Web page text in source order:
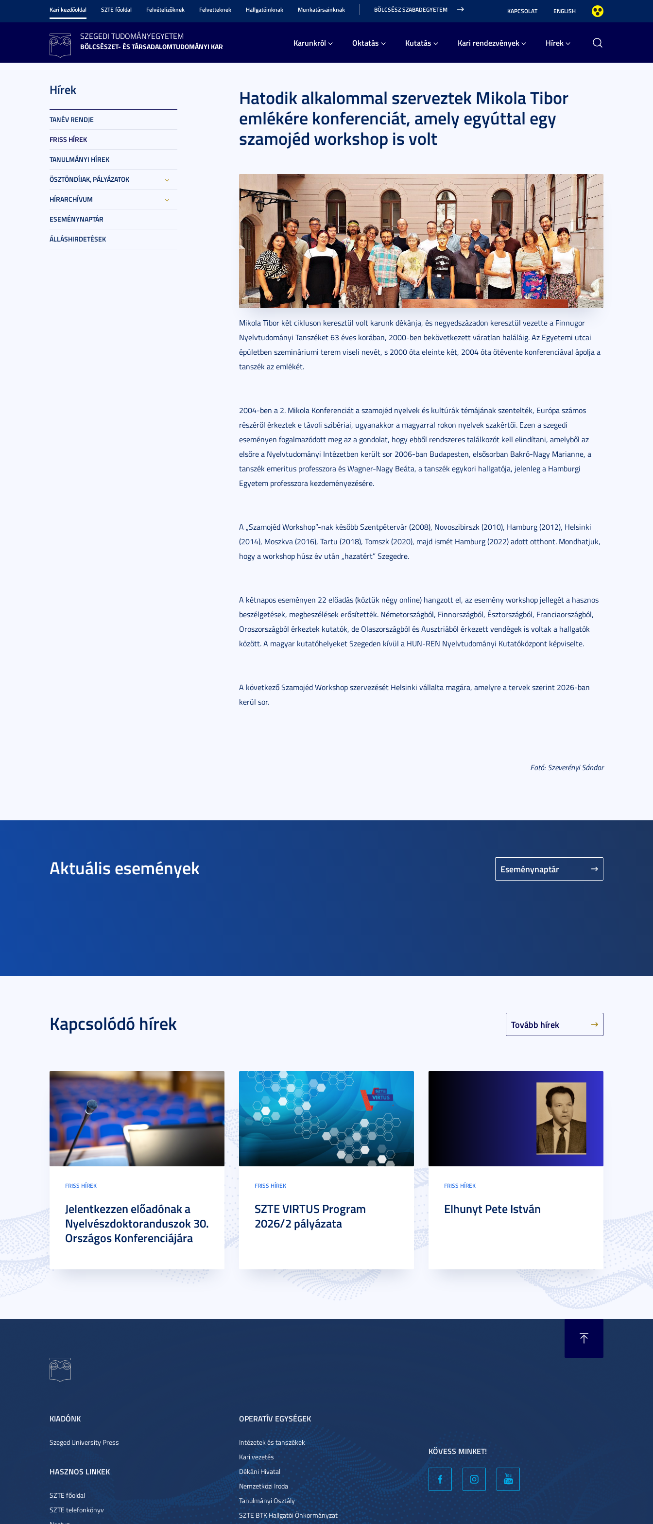
Kari kezdőoldal SZTE főoldal Felvételizőknek Felvetteknek Hallgatóinknak Munkatársainknak BÖLCSÉSZ SZABADEGYETEM KAPCSOLAT ENGLISH
SZEGEDI TUDOMÁNYEGYETEM
BÖLCSÉSZET- ÉS TÁRSADALOMTUDOMÁNYI KAR Karunkról Oktatás Kutatás Kari rendezvények Hírek
Hírek
TANÉV RENDJE
FRISS HÍREK
TANULMÁNYI HÍREK
ÖSZTÖNDÍJAK, PÁLYÁZATOK
HÍRARCHÍVUM
ESEMÉNYNAPTÁR
ÁLLÁSHIRDETÉSEK
Hatodik alkalommal szerveztek Mikola Tibor
emlékére konferenciát, amely egyúttal egy
szamojéd workshop is volt
Mikola Tibor két cikluson keresztül volt karunk dékánja, és negyedszázadon keresztül vezette a Finnugor
Nyelvtudományi Tanszéket 63 éves korában, 2000-ben bekövetkezett váratlan haláláig. Az Egyetemi utcai
épületben szemináriumi terem viseli nevét, s 2000 óta eleinte két, 2004 óta ötévente konferenciával ápolja a
tanszék az emlékét.
2004-ben a 2. Mikola Konferenciát a szamojéd nyelvek és kultúrák témájának szentelték, Európa számos
részéről érkeztek e távoli szibériai, ugyanakkor a magyarral rokon nyelvek szakértői. Ezen a szegedi
eseményen fogalmazódott meg az a gondolat, hogy ebből rendszeres találkozót kell elindítani, amelyből az
elsőre a Nyelvtudományi Intézetben került sor 2006-ban Budapesten, elsősorban Bakró-Nagy Marianne, a
tanszék emeritus professzora és Wagner-Nagy Beáta, a tanszék egykori hallgatója, jelenleg a Hamburgi
Egyetem professzora kezdeményezésére.
A „Szamojéd Workshop”-nak később Szentpétervár (2008), Novoszibirszk (2010), Hamburg (2012), Helsinki
(2014), Moszkva (2016), Tartu (2018), Tomszk (2020), majd ismét Hamburg (2022) adott otthont. Mondhatjuk,
hogy a workshop húsz év után „hazatért” Szegedre.
A kétnapos eseményen 22 előadás (köztük négy online) hangzott el, az esemény workshop jellegét a hasznos
beszélgetések, megbeszélések erősítették. Németországból, Finnországból, Észtországból, Franciaországból,
Oroszországból érkeztek kutatók, de Olaszországból és Ausztriából érkezett vendégek is voltak a hallgatók
között. A magyar kutatóhelyeket Szegeden kívül a HUN-REN Nyelvtudományi Kutatóközpont képviselte.
A következő Szamojéd Workshop szervezését Helsinki vállalta magára, amelyre a tervek szerint 2026-ban
kerül sor.
Fotó: Szeverényi Sándor
Aktuális események Eseménynaptár
Kapcsolódó hírek Tovább hírek
FRISS HÍREK
Jelentkezzen előadónak a
Nyelvészdoktoranduszok 30.
Országos Konferenciájára
FRISS HÍREK
SZTE VIRTUS Program
2026/2 pályázata
FRISS HÍREK
Elhunyt Pete István
KIADÓNK
Szeged University Press
HASZNOS LINKEK
SZTE főoldal
SZTE telefonkönyv
OPERATÍV EGYSÉGEK
Intézetek és tanszékek
Kari vezetés
Dékáni Hivatal
Nemzetközi Iroda
Tanulmányi Osztály
SZTE BTK Hallgatói Önkormányzat
KÖVESS MINKET!